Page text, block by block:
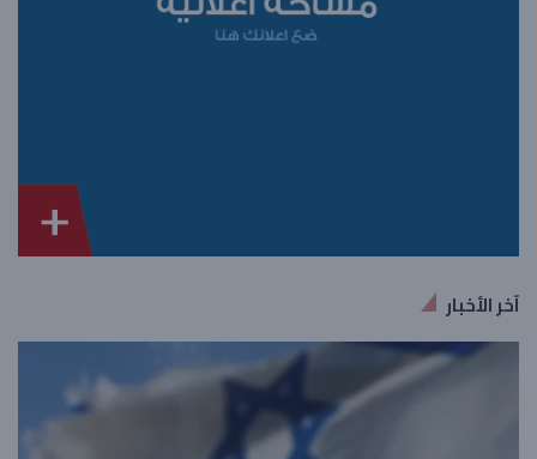
آخر الأخبار